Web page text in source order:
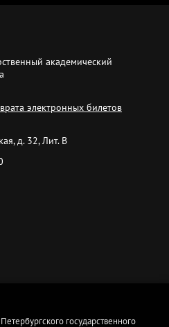
академический
электронных билетов
д. 32, Лит. B
государственного